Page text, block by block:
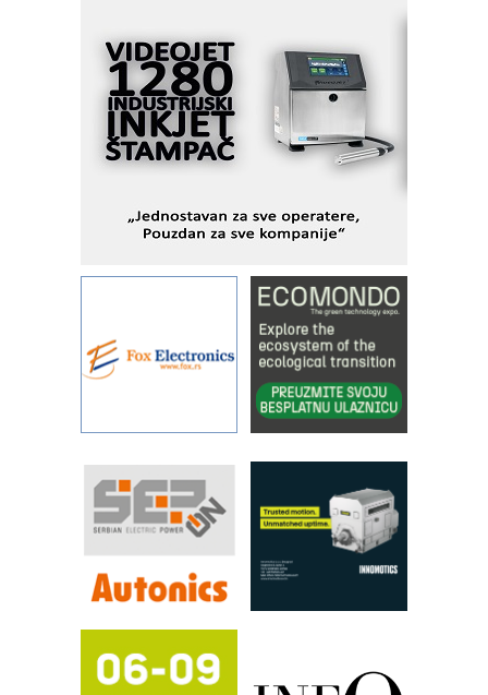
MOTOMAN – NEXT-Robotika vođena
veštačkom inteligencijom
I.SAFE MOBILE revolucioniše
industrijsku automatizaciju
pionirskimmobile operator PANEL-OM
Fleksibilno stezanje i brzo
KIP KOP – napredna rešenja za
savremene industrijske i logističke
Alba d.o.o. – 35 godina preciznosti u
metrologiji i pametnim dozirnim
rešenjima
IBeRTIM - oprema za ispitivanje
STAUFF – Komponente koje
sistema
YAMADA pumpe – japanska
pouzdanost u transferu fluida
Filtration Group Industrial – Napredna
rešenja za filtraciju u hidrauličkim i
procesnim sistemima
FANUC: Najbolje za vašu pametnu
automatizaciju